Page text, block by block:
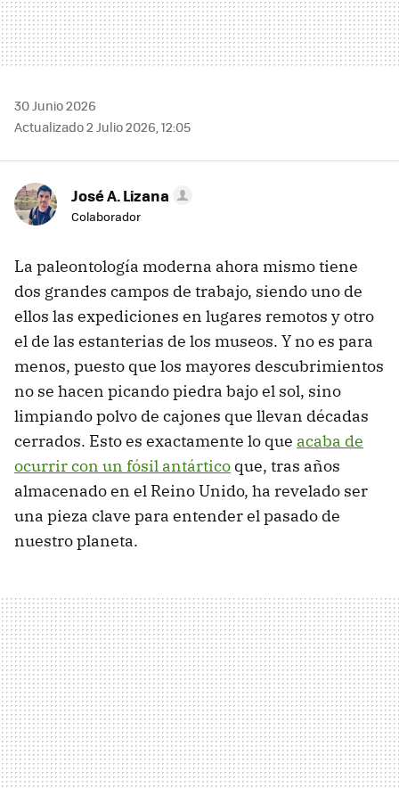
30 Junio 2026
Actualizado 2 Julio 2026, 12:05
José A. Lizana
Colaborador
La paleontología moderna ahora mismo tiene
dos grandes campos de trabajo, siendo uno de
ellos las expediciones en lugares remotos y otro
el de las estanterias de los museos. Y no es para
menos, puesto que los mayores descubrimientos
no se hacen picando piedra bajo el sol, sino
limpiando polvo de cajones que llevan décadas
cerrados. Esto es exactamente lo que acaba de
ocurrir con un fósil antártico que, tras años
almacenado en el Reino Unido, ha revelado ser
una pieza clave para entender el pasado de
nuestro planeta.